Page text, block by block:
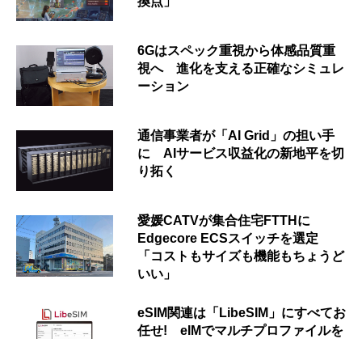
6Gはスペック重視から体感品質重
視へ 進化を支える正確なシミュレ
ーション
通信事業者が「AI Grid」の担い手
に AIサービス収益化の新地平を切
り拓く
愛媛CATVが集合住宅FTTHに
Edgecore ECSスイッチを選定
「コストもサイズも機能もちょうど
いい」
eSIM関連は「LibeSIM」にすべてお
任せ! eIMでマルチプロファイルを